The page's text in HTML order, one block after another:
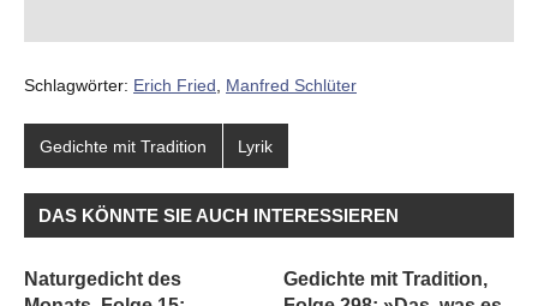
Schlagwörter: Erich Fried Manfred Schlüter
Gedichte mit Tradition Lyrik
DAS KÖNNTE SIE AUCH INTERESSIEREN
Naturgedicht des
Gedichte mit Tradition,